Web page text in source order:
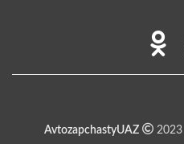
AvtozapchastyUAZ 2023